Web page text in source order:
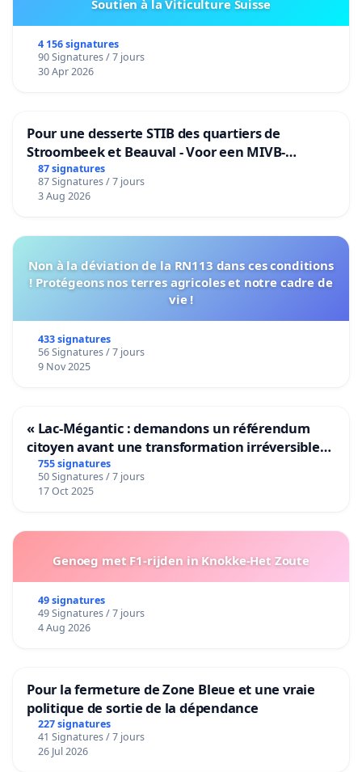
Soutien à la Viticulture Suisse
4 156 signatures
90 Signatures / 7 jours
30 Apr 2026
Pour une desserte STIB des quartiers de
Stroombeek et Beauval - Voor een MIVB-
bediening van de wijken Strombeek en Het
Voor
87 signatures
87 Signatures / 7 jours
3 Aug 2026
Non à la déviation de la RN113 dans ces conditions
! Protégeons nos terres agricoles et notre cadre de
vie !
433 signatures
56 Signatures / 7 jours
9 Nov 2025
« Lac-Mégantic : demandons un référendum
citoyen avant une transformation irréversible
de notre territoire »
755 signatures
50 Signatures / 7 jours
17 Oct 2025
Genoeg met F1-rijden in Knokke-Het Zoute
49 signatures
49 Signatures / 7 jours
4 Aug 2026
Pour la fermeture de Zone Bleue et une vraie
politique de sortie de la dépendance
227 signatures
41 Signatures / 7 jours
26 Jul 2026